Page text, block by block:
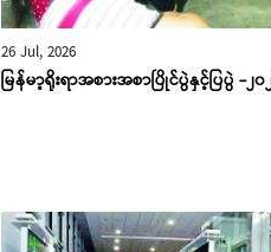
26 Jul, 2026
မြန်မာ့ရိုးရာအစားအစာပြိုင်ပွဲနှင့်ပြပွဲ -၂